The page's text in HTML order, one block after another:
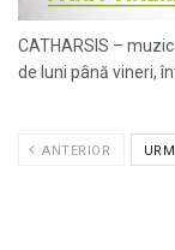
CATHARSIS –
de luni până vineri,
ANTERIOR